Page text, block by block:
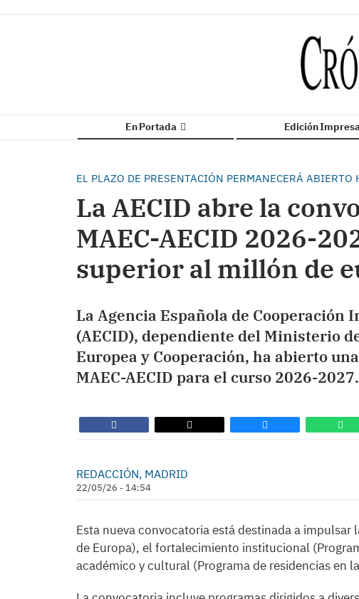
En Portada Edición
EL PLAZO DE PRESENTACIÓN PERMANECERÁ
La AECID abre la
MAEC-AECID 2026-
superior al millón de
La Agencia Española de
(AECID), dependiente del Ministerio
Europea y Cooperación, ha abierto
MAEC-AECID para el curso 2026-2027.
REDACCIÓN, MADRID
22/05/26 - 14:54
Esta nueva convocatoria está destinada a
de Europa), el fortalecimiento institucional
académico y cultural (Programa de residencias en